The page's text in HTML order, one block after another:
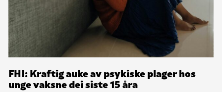
FHI: Kraftig auke av psykiske plager hos
unge vaksne dei siste 15 åra